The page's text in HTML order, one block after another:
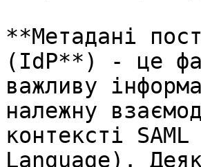
**Метадані
(IdP**) - це
важливу
належну
контексті
Language).